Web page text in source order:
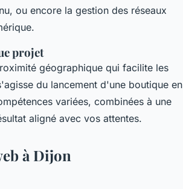
ou encore la gestion des réseaux
projet
géographique qui facilite les
du lancement d'une boutique en
variées, combinées à une
aligné avec vos attentes.
à Dijon